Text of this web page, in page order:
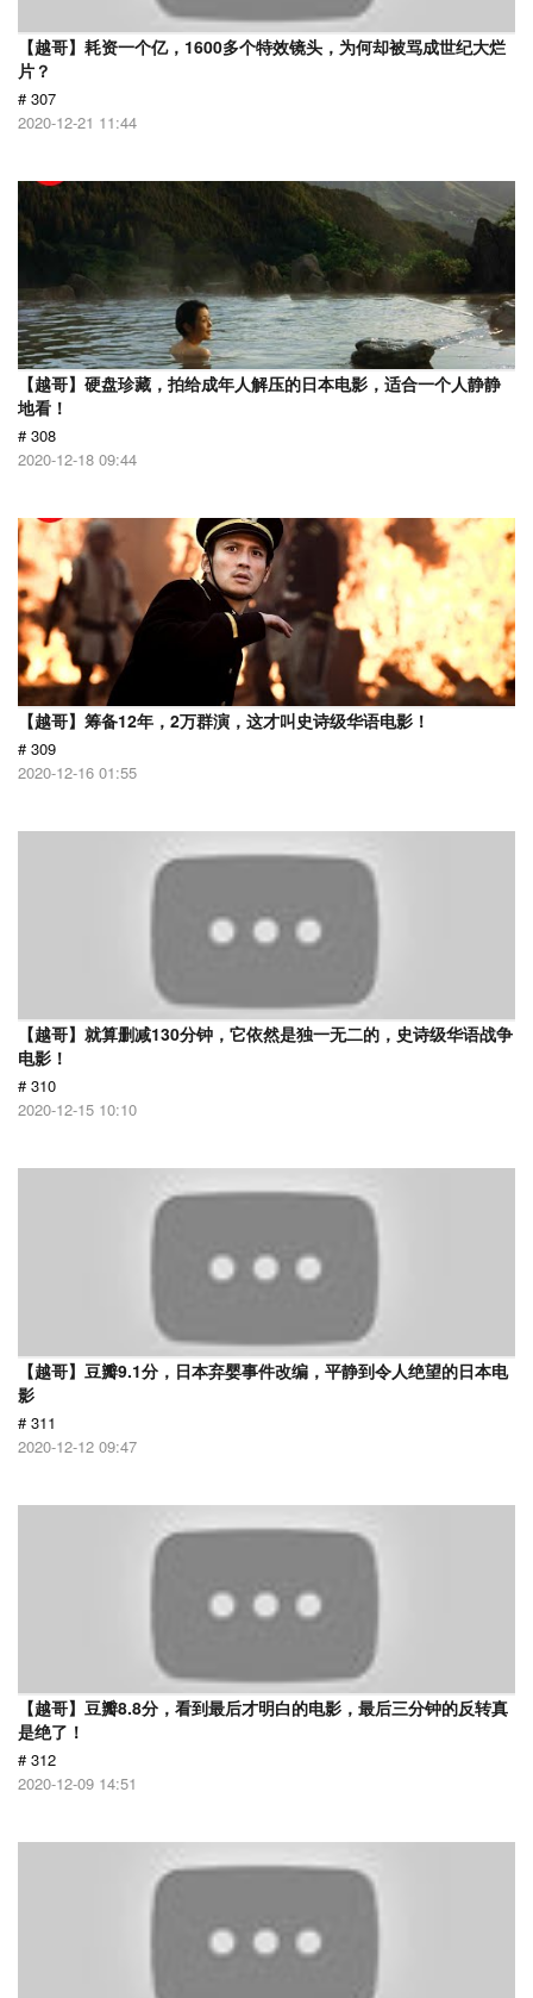
【越哥】耗资一个亿，1600多个特效镜头，为何却被骂成世纪大烂
片？
# 307
2020-12-21 11:44
【越哥】硬盘珍藏，拍给成年人解压的日本电影，适合一个人静静
地看！
# 308
2020-12-18 09:44
【越哥】筹备12年，2万群演，这才叫史诗级华语电影！
# 309
2020-12-16 01:55
【越哥】就算删减130分钟，它依然是独一无二的，史诗级华语战争
电影！
# 310
2020-12-15 10:10
【越哥】豆瓣9.1分，日本弃婴事件改编，平静到令人绝望的日本电
影
# 311
2020-12-12 09:47
【越哥】豆瓣8.8分，看到最后才明白的电影，最后三分钟的反转真
是绝了！
# 312
2020-12-09 14:51